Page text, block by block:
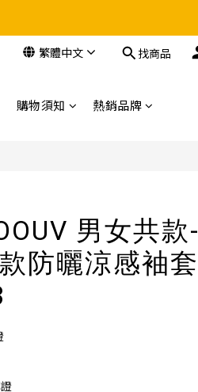
繁體中文 找商品
購物須知 熱銷品牌
男女共款-
防曬涼感袖套